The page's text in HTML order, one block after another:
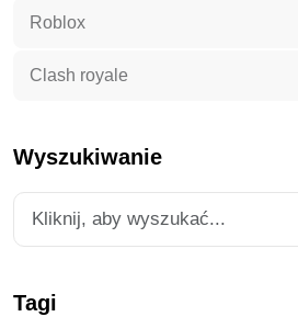
Roblox
Clash royale
Wyszukiwanie
Tagi